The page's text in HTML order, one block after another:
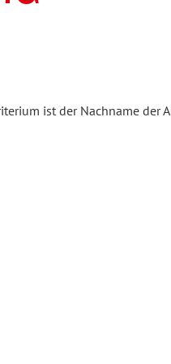
ist der Nachname der